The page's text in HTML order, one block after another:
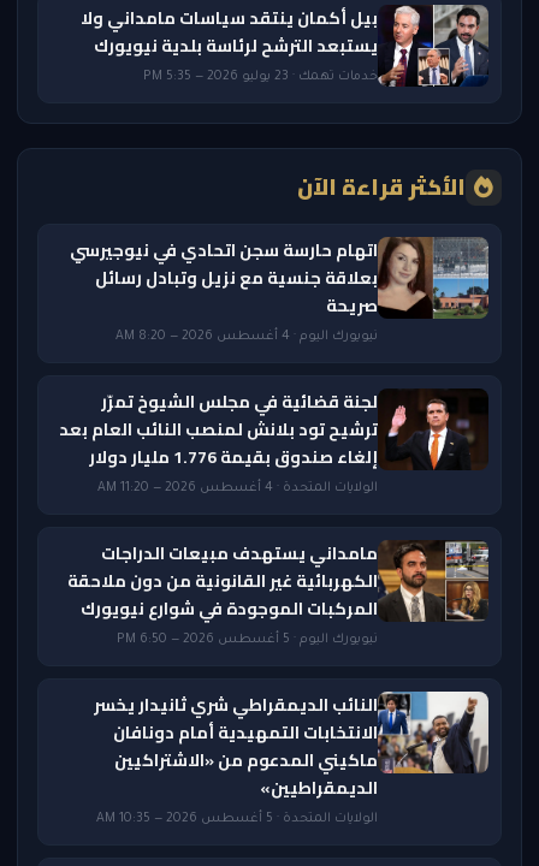
بيل أكمان ينتقد سياسات مامداني ولا
يستبعد الترشح لرئاسة بلدية نيويورك
خدمات تهمك · 23 يوليو 2026 — 5:35 PM
الأكثر قراءة الآن
اتهام حارسة سجن اتحادي في نيوجيرسي
بعلاقة جنسية مع نزيل وتبادل رسائل
صريحة
نيويورك اليوم · 4 أغسطس 2026 — 8:20 AM
لجنة قضائية في مجلس الشيوخ تمرّر
ترشيح تود بلانش لمنصب النائب العام بعد
إلغاء صندوق بقيمة 1.776 مليار دولار
الولايات المتحدة · 4 أغسطس 2026 — 11:20 AM
مامداني يستهدف مبيعات الدراجات
الكهربائية غير القانونية من دون ملاحقة
المركبات الموجودة في شوارع نيويورك
نيويورك اليوم · 5 أغسطس 2026 — 6:50 PM
النائب الديمقراطي شري ثانيدار يخسر
الانتخابات التمهيدية أمام دونافان
ماكيني المدعوم من «الاشتراكيين
الديمقراطيين»
الولايات المتحدة · 5 أغسطس 2026 — 10:35 AM